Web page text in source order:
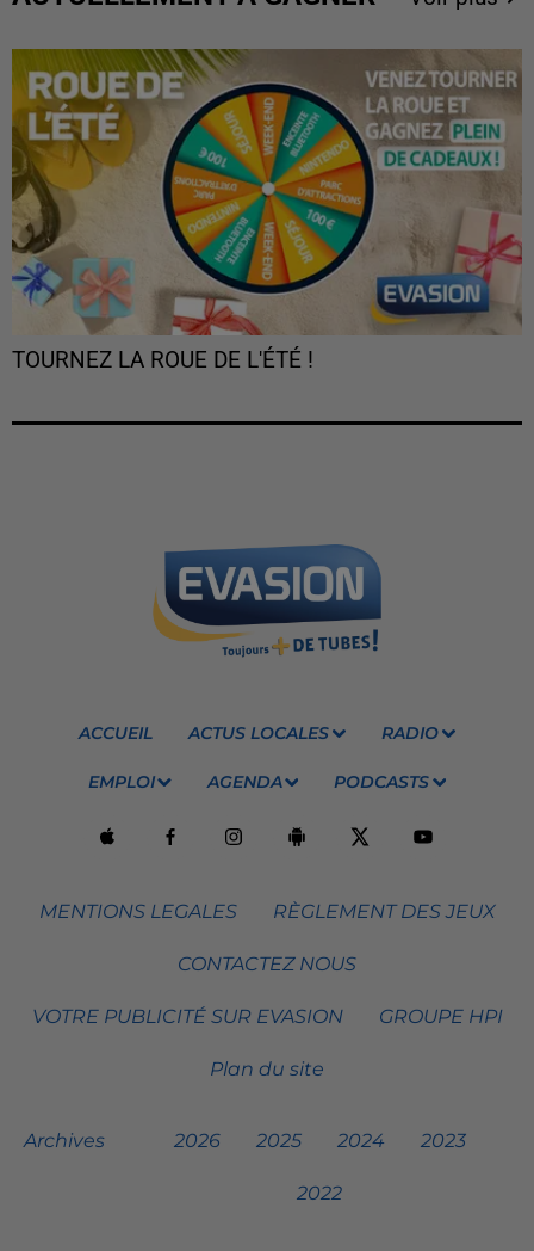
TOURNEZ LA ROUE DE L'ÉTÉ !
ACCUEIL ACTUS LOCALES RADIO
EMPLOI AGENDA PODCASTS
MENTIONS LEGALES RÈGLEMENT DES JEUX
CONTACTEZ NOUS
VOTRE PUBLICITÉ SUR EVASION GROUPE HPI
Plan du site
Archives 2026 2025 2024 2023
2022